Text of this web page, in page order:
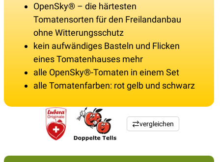
OpenSky® – die härtesten
Tomatensorten für den Freilandanbau
ohne Witterungsschutz
kein aufwändiges Basteln und Flicken
eines Tomatenhauses mehr
alle OpenSky®-Tomaten in einem Set
alle Tomatenfarben: rot gelb und schwarz
vergleichen